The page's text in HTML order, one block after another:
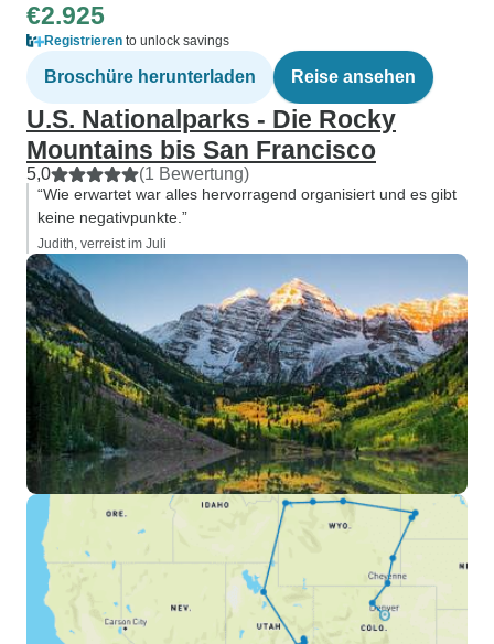
€2.925
Registrieren to unlock savings
Broschüre herunterladen Reise ansehen
U.S. Nationalparks - Die Rocky
Mountains bis San Francisco
5,0 (1 Bewertung)
“Wie erwartet war alles hervorragend organisiert und es gibt
keine negativpunkte.”
Judith, verreist im Juli